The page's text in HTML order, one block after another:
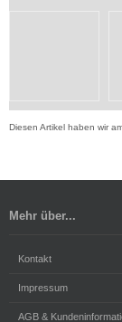
Diesen Artikel haben wir
Mehr über...
Kontakt
Impressum
AGB &